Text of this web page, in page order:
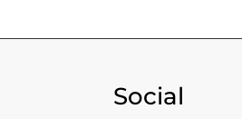
Social